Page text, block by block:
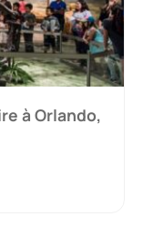
à Orlando,